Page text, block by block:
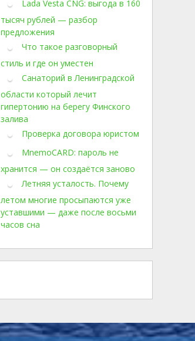
Lada Vesta CNG: выгода в 160
тысяч рублей — разбор
предложения
Что такое разговорный
стиль и где он уместен
Санаторий в Ленинградской
области который лечит
гипертонию на берегу Финского
залива
Проверка договора юристом
MnemoCARD: пароль не
хранится — он создаётся заново
Летняя усталость. Почему
летом многие просыпаются уже
уставшими — даже после восьми
часов сна